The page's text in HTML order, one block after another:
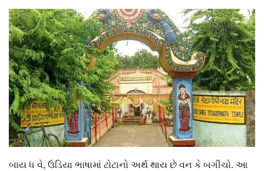
બાય ધ વે, ઉડિયા ભાષામાં ટોટાનો અર્થ થાય છે વન કે બગીચો. આ